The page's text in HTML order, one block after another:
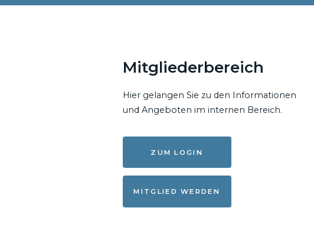
Mitgliederbereich
Hier gelangen Sie zu den Informationen
und Angeboten im internen Bereich.
ZUM LOGIN
MITGLIED WERDEN